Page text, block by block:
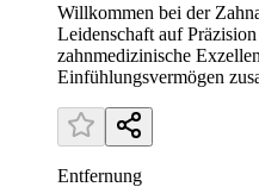
Willkommen bei der
Leidenschaft auf
zahnmedizinische
Einfühlungsvermögen
Entfernung